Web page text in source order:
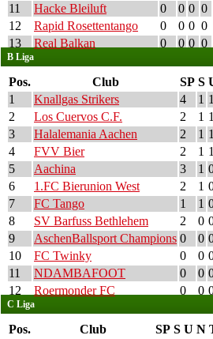
11
Hacke Bleiluft 0 0 0 0
12
Rapid Rosettentango 0 0 0 0
13
Real Balkan 0 0 0 0
B Liga
Pos. Club SP S
1
Knallgas Strikers 4 1 1
2
Los Cuervos C.F. 2 1 1
3
Halalemania Aachen 2 1 1
4
FVV Bier 2 1 1
5
Aachina 3 1
6
1.FC Bierunion West 2 1
7
FC Tango 1 1
8
SV Barfuss Bethlehem 2 0
9
AschenBallsport Champions 0 0
10
FC Twinky 0 0
11
NDAMBAFOOT 0 0
12
Roermonder FC 0 0
C Liga
Pos. Club SP S U N